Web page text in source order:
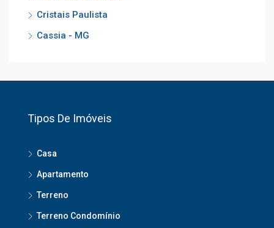
Cristais Paulista
Cassia - MG
Tipos De Imóveis
Casa
Apartamento
Terreno
Terreno Condomínio